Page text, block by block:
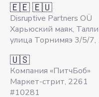
🇪🇪 🇪🇺
Disruptive Partners OÜ
Харьюский маяк,
улица Торнимяэ 3/5/7,
🇺🇸
Компания «ПитчБоб»
Маркет-стрит, 2261
#10281